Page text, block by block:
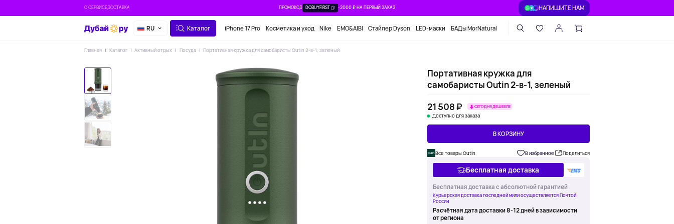
О СЕРВИСЕДОСТАВКА ПРОМОКОД DOBUYFIRST -2000 ₽ НА ПЕРВЫЙ ЗАКАЗ НАПИШИТЕ НАМ
RU Каталог iPhone 17 Pro Косметика и уход Nike EMO&AIBI Стайлер Dyson LED-маски БАДы MorNatural
Главная Каталог Активный отдых Посуда Портативная кружка для самобаристы Outin 2-в-1, зеленый
Портативная кружка для
самобаристы Outin 2-в-1, зеленый
21 508 ₽
СЕГОДНЯ ДЕШЕВЛЕ
Доступно для заказа
В КОРЗИНУ
Все товары Outin В избранное Поделиться
Бесплатная доставка
Бесплатная доставка с абсолютной гарантией
Курьерская доставка последней мили осуществляется Почтой
России
Расчётная дата доставки 8-12 дней в зависимости
от региона